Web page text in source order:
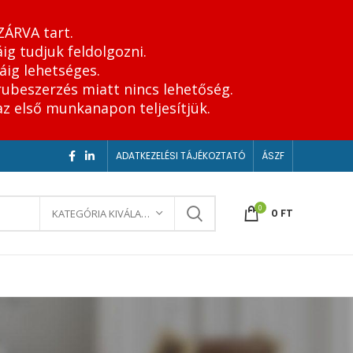
tart.
tudjuk feldolgozni.
lehetséges.
miatt nincs lehetőség.
első munkanapon teljesítjük.
ADATKEZELÉSI TÁJÉKOZTATÓ ÁSZF
KATEGÓRIA KIVÁLASZTÁSA 0 0 FT